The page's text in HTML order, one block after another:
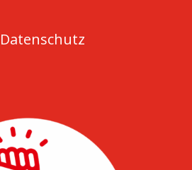
Datenschutz